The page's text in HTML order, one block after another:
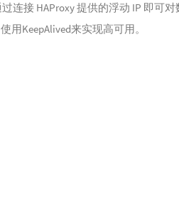
连接 HAProxy 提供的浮动 IP 即可
用KeepAlived来实现高可用。